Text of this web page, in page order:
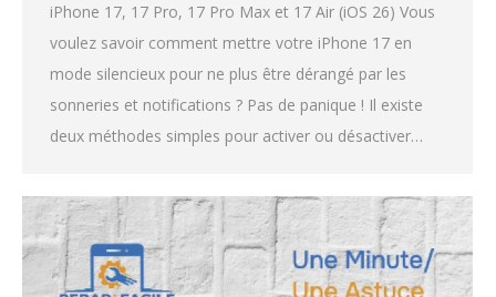
iPhone 17, 17 Pro, 17 Pro Max et 17 Air (iOS 26) Vous
voulez savoir comment mettre votre iPhone 17 en
mode silencieux pour ne plus être dérangé par les
sonneries et notifications ? Pas de panique ! Il existe
deux méthodes simples pour activer ou désactiver…